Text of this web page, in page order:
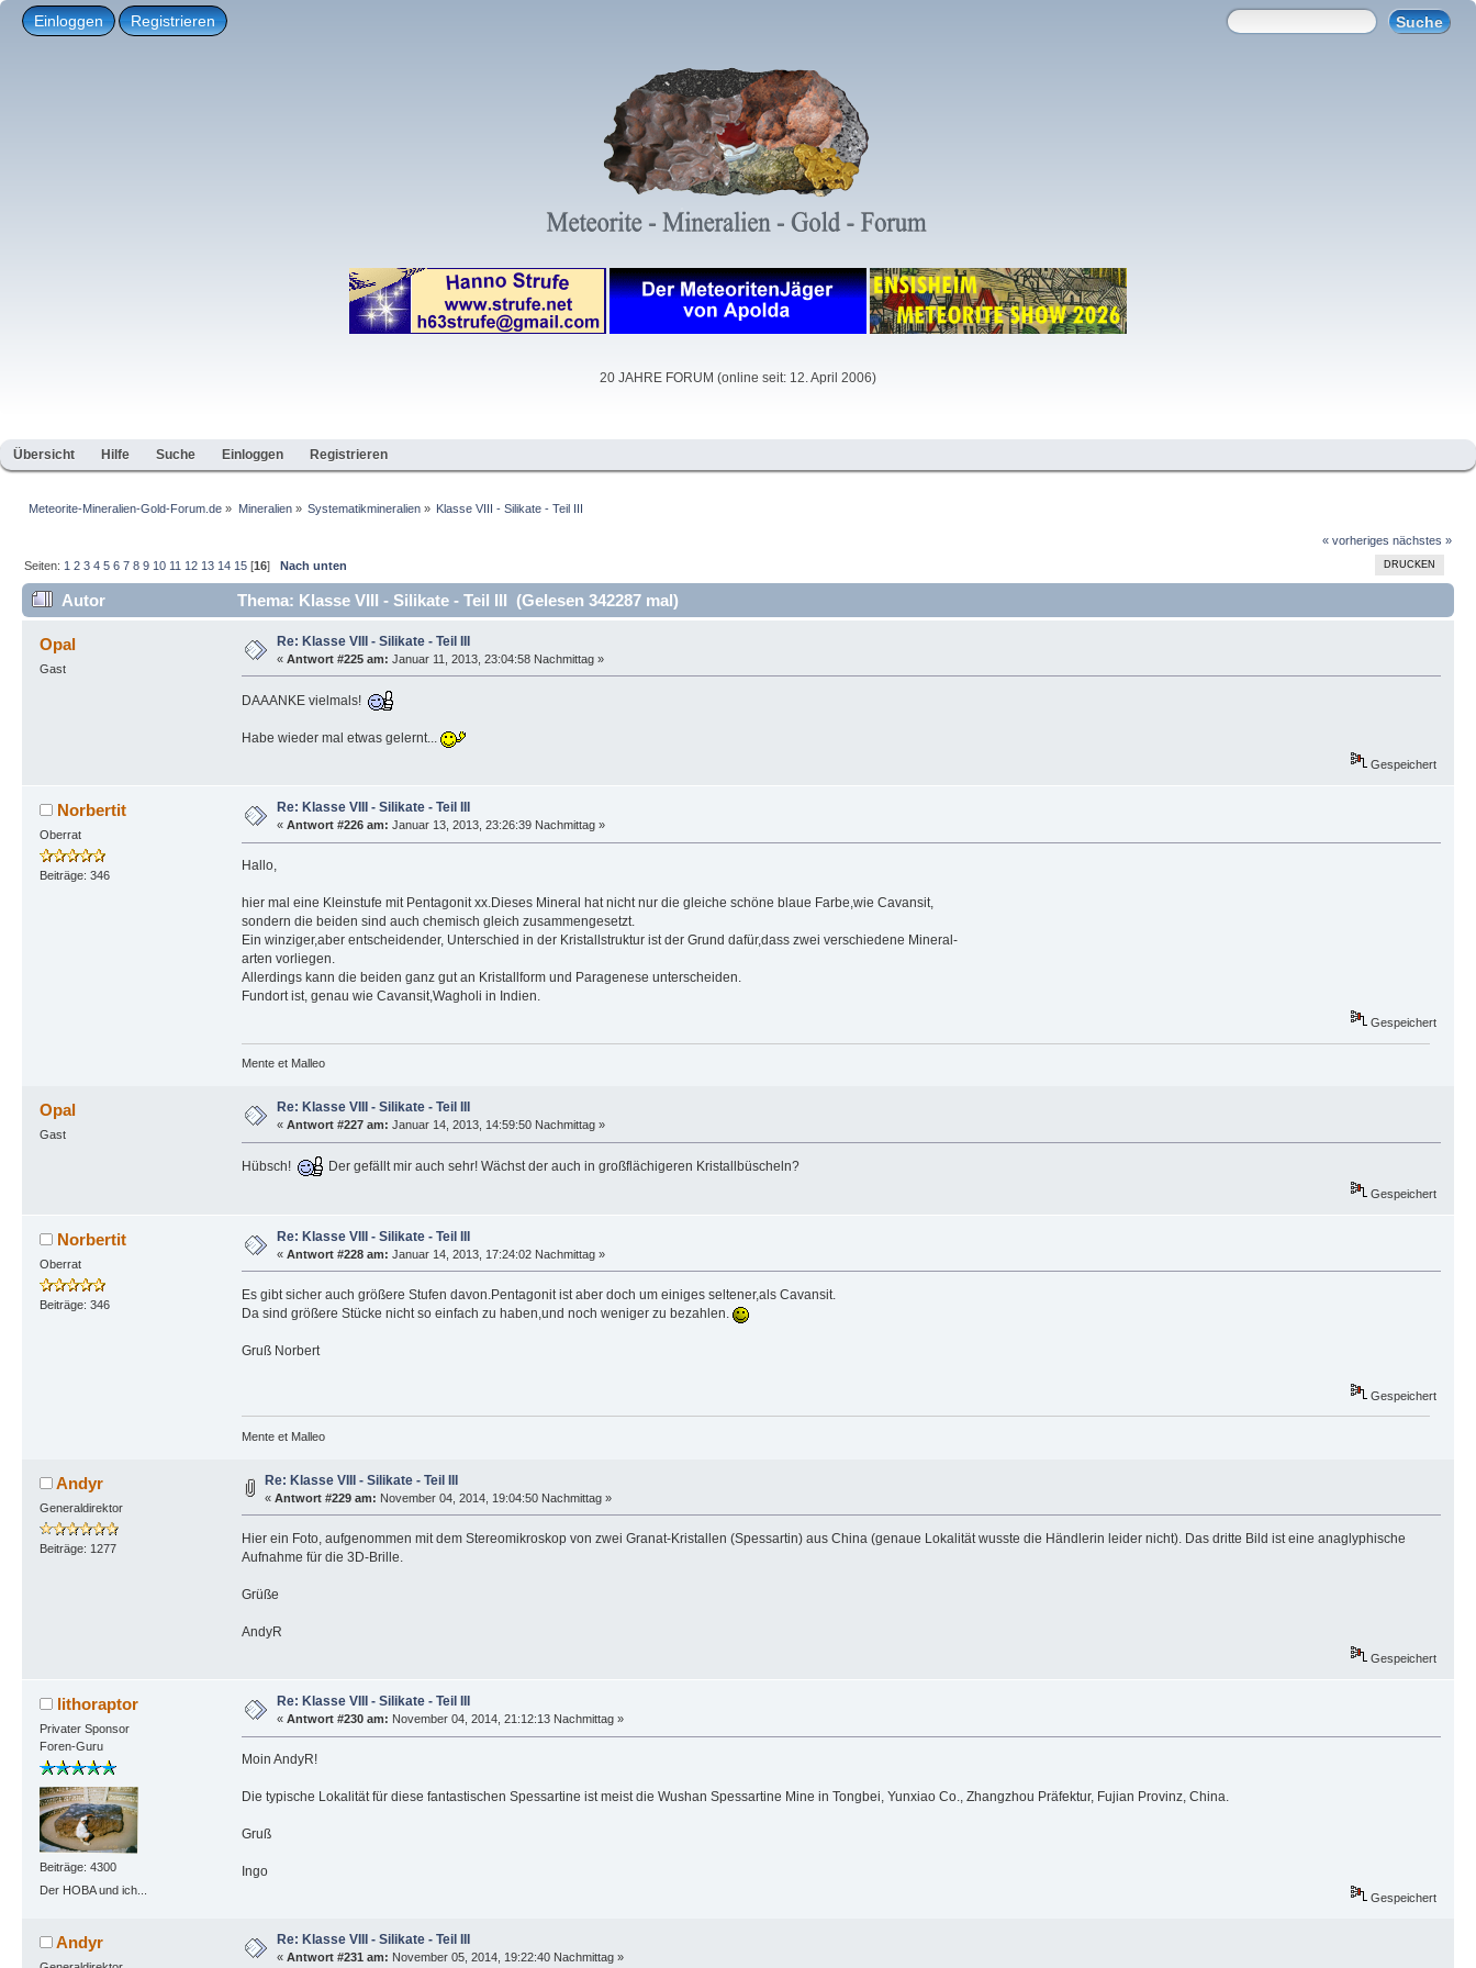
Einloggen Registrieren
20 JAHRE FORUM (online seit: 12. April 2006)
Übersicht Hilfe Suche Einloggen Registrieren
Meteorite-Mineralien-Gold-Forum.de » Mineralien» Systematikmineralien» Klasse VIII - Silikate - Teil III
« vorheriges nächstes »
DRUCKEN
Seiten: 1 2 3 4 5 6 7 8 9 10 11 12 13 14 15 [16]Nach unten
Autor Thema: Klasse VIII - Silikate - Teil III (Gelesen 342287 mal)
Opal
Gast
Re: Klasse VIII - Silikate - Teil III
« Antwort #225 am: Januar 11, 2013, 23:04:58 Nachmittag »
DAAANKE vielmals!
Habe wieder mal etwas gelernt...
Gespeichert
Norbertit
Oberrat
Beiträge: 346
Re: Klasse VIII - Silikate - Teil III
« Antwort #226 am: Januar 13, 2013, 23:26:39 Nachmittag »
Hallo,
hier mal eine Kleinstufe mit Pentagonit xx.Dieses Mineral hat nicht nur die gleiche schöne blaue Farbe,wie Cavansit,
sondern die beiden sind auch chemisch gleich zusammengesetzt.
Ein winziger,aber entscheidender, Unterschied in der Kristallstruktur ist der Grund dafür,dass zwei verschiedene Mineral-
arten vorliegen.
Allerdings kann die beiden ganz gut an Kristallform und Paragenese unterscheiden.
Fundort ist, genau wie Cavansit,Wagholi in Indien.
Gespeichert
Mente et Malleo
Opal
Gast
Re: Klasse VIII - Silikate - Teil III
« Antwort #227 am: Januar 14, 2013, 14:59:50 Nachmittag »
Hübsch! Der gefällt mir auch sehr! Wächst der auch in großflächigeren Kristallbüscheln?
Gespeichert
Norbertit
Oberrat
Beiträge: 346
Re: Klasse VIII - Silikate - Teil III
« Antwort #228 am: Januar 14, 2013, 17:24:02 Nachmittag »
Es gibt sicher auch größere Stufen davon.Pentagonit ist aber doch um einiges seltener,als Cavansit.
Da sind größere Stücke nicht so einfach zu haben,und noch weniger zu bezahlen.
Gruß Norbert
Gespeichert
Mente et Malleo
Andyr
Generaldirektor
Beiträge: 1277
Re: Klasse VIII - Silikate - Teil III
« Antwort #229 am: November 04, 2014, 19:04:50 Nachmittag »
Hier ein Foto, aufgenommen mit dem Stereomikroskop von zwei Granat-Kristallen (Spessartin) aus China (genaue Lokalität wusste die Händlerin leider nicht). Das dritte Bild ist eine anaglyphische
Aufnahme für die 3D-Brille.
Grüße
AndyR
Gespeichert
lithoraptor
Privater Sponsor
Foren-Guru
Beiträge: 4300
Der HOBA und ich...
Re: Klasse VIII - Silikate - Teil III
« Antwort #230 am: November 04, 2014, 21:12:13 Nachmittag »
Moin AndyR!
Die typische Lokalität für diese fantastischen Spessartine ist meist die Wushan Spessartine Mine in Tongbei, Yunxiao Co., Zhangzhou Präfektur, Fujian Provinz, China.
Gruß
Ingo
Gespeichert
Andyr Re: Klasse VIII - Silikate - Teil III
« Antwort #231 am: November 05, 2014, 19:22:40 Nachmittag »